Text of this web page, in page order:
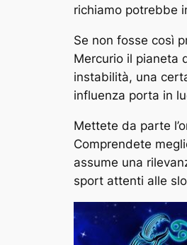
richiamo potrebbe
Se non fosse così
Mercurio il pianeta
instabilità, una
influenza porta in
Mettete da parte
Comprendete
assume una
sport attenti alle